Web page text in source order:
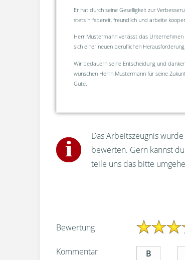
Er hat durch seine Geselligkeit zur
stets hilfsbereit, freundlich und arbeite
Herr Mustermann verlässt das
sich einer neuen beruflichen
Wir bedauern seine Entscheidung und
wünschen Herrn Mustermann für seine
Gute.
Das Arbeitszeugnis
bewerten. Gern kannst
teile uns das bitte
Bewertung
Kommentar